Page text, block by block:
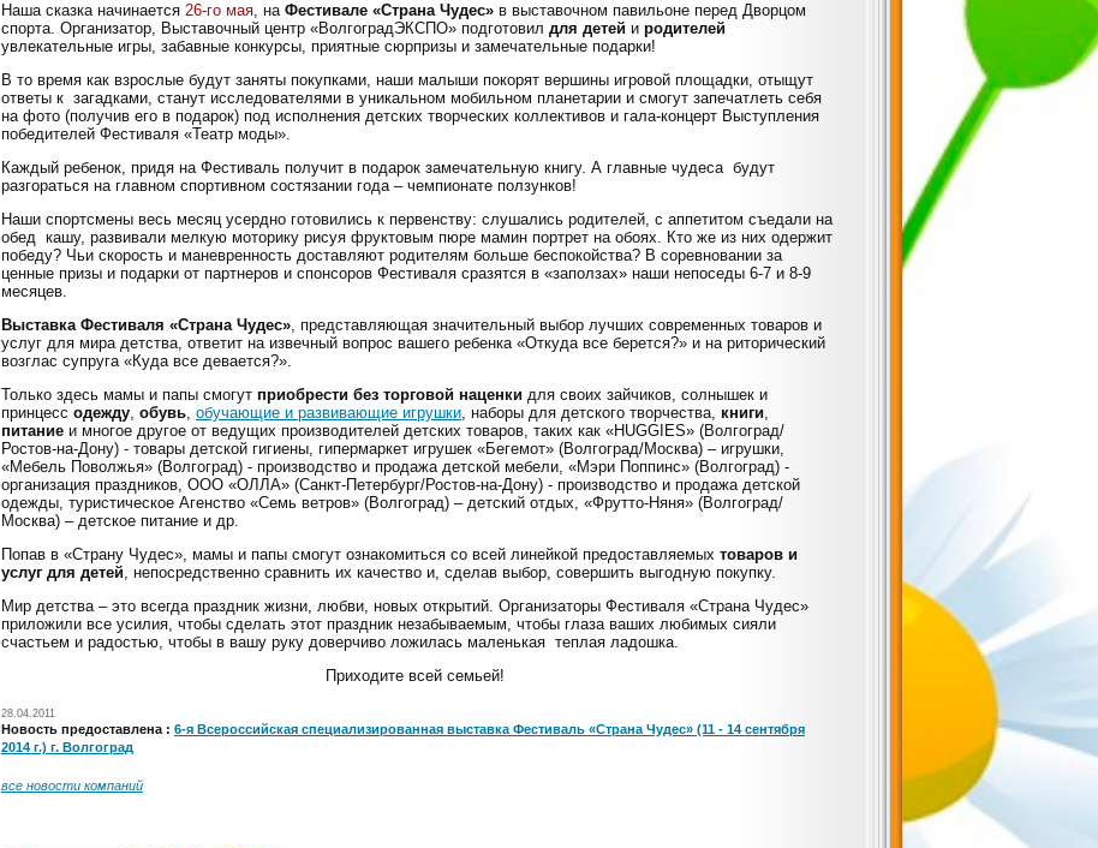
Наша сказка начинается 26-го мая, на Фестивале «Страна Чудес» в выставочном павильоне перед Дворцом
спорта. Организатор, Выставочный центр «ВолгоградЭКСПО» подготовил для детей и родителей
увлекательные игры, забавные конкурсы, приятные сюрпризы и замечательные подарки!
В то время как взрослые будут заняты покупками, наши малыши покорят вершины игровой площадки, отыщут
ответы к загадками, станут исследователями в уникальном мобильном планетарии и смогут запечатлеть себя
на фото (получив его в подарок) под исполнения детских творческих коллективов и гала-концерт Выступления
победителей Фестиваля «Театр моды».
Каждый ребенок, придя на Фестиваль получит в подарок замечательную книгу. А главные чудеса будут
разгораться на главном спортивном состязании года – чемпионате ползунков!
Наши спортсмены весь месяц усердно готовились к первенству: слушались родителей, с аппетитом съедали на
обед кашу, развивали мелкую моторику рисуя фруктовым пюре мамин портрет на обоях. Кто же из них одержит
победу? Чьи скорость и маневренность доставляют родителям больше беспокойства? В соревновании за
ценные призы и подарки от партнеров и спонсоров Фестиваля сразятся в «заползах» наши непоседы 6-7 и 8-9
месяцев.
Выставка Фестиваля «Страна Чудес», представляющая значительный выбор лучших современных товаров и
услуг для мира детства, ответит на извечный вопрос вашего ребенка «Откуда все берется?» и на риторический
возглас супруга «Куда все девается?».
Только здесь мамы и папы смогут приобрести без торговой наценки для своих зайчиков, солнышек и
принцесс одежду, обувь, обучающие и развивающие игрушки, наборы для детского творчества, книги,
питание и многое другое от ведущих производителей детских товаров, таких как «HUGGIES» (Волгоград/
Ростов-на-Дону) - товары детской гигиены, гипермаркет игрушек «Бегемот» (Волгоград/Москва) – игрушки,
«Мебель Поволжья» (Волгоград) - производство и продажа детской мебели, «Мэри Поппинс» (Волгоград) -
организация праздников, ООО «ОЛЛА» (Санкт-Петербург/Ростов-на-Дону) - производство и продажа детской
одежды, туристическое Агенство «Семь ветров» (Волгоград) – детский отдых, «Фрутто-Няня» (Волгоград/
Москва) – детское питание и др.
Попав в «Страну Чудес», мамы и папы смогут ознакомиться со всей линейкой предоставляемых товаров и
услуг для детей, непосредственно сравнить их качество и, сделав выбор, совершить выгодную покупку.
Мир детства – это всегда праздник жизни, любви, новых открытий. Организаторы Фестиваля «Страна Чудес»
приложили все усилия, чтобы сделать этот праздник незабываемым, чтобы глаза ваших любимых сияли
счастьем и радостью, чтобы в вашу руку доверчиво ложилась маленькая теплая ладошка.
Приходите всей семьей!
28.04.2011
Новость предоставлена : 6-я Всероссийская специализированная выставка Фестиваль «Страна Чудес» (11 - 14 сентября
2014 г.) г. Волгоград
все новости компаний